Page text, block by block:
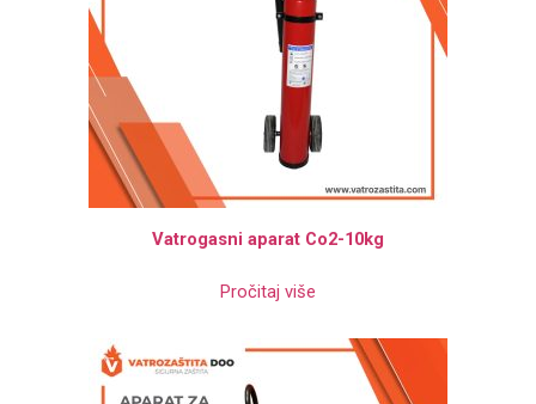
Vatrogasni aparat Co2-10kg
Pročitaj više